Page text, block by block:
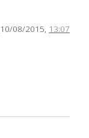
10/08/2015, 13:07